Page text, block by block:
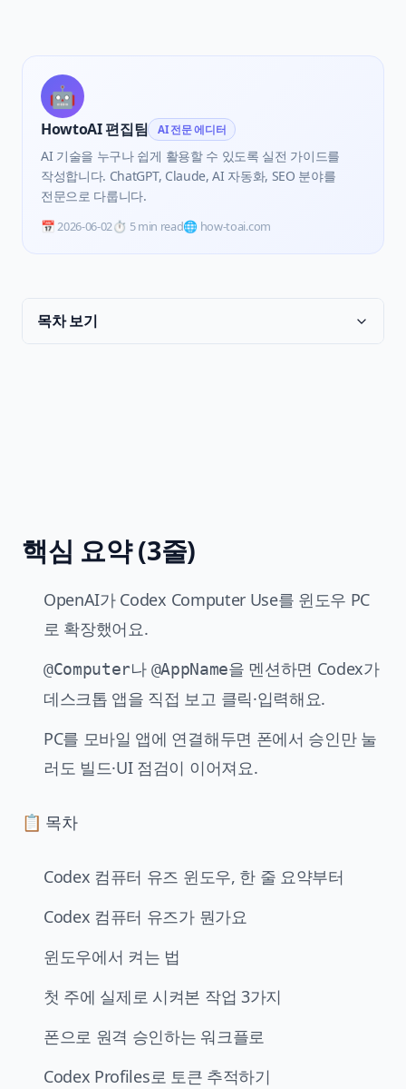
🤖
HowtoAI 편집팀 AI 전문 에디터
AI 기술을 누구나 쉽게 활용할 수 있도록 실전 가이드를
작성합니다. ChatGPT, Claude, AI 자동화, SEO 분야를
전문으로 다룹니다.
📅2026-06-02⏱️ 5 min read🌐 how-toai.com
목차 보기
핵심 요약 (3줄)
OpenAI가 Codex Computer Use를 윈도우 PC
로 확장했어요.
@Computer나 @AppName을 멘션하면 Codex가
데스크톱 앱을 직접 보고 클릭·입력해요.
PC를 모바일 앱에 연결해두면 폰에서 승인만 눌
러도 빌드·UI 점검이 이어져요.
📋 목차
Codex 컴퓨터 유즈 윈도우, 한 줄 요약부터
Codex 컴퓨터 유즈가 뭔가요
윈도우에서 켜는 법
첫 주에 실제로 시켜본 작업 3가지
폰으로 원격 승인하는 워크플로
Codex Profiles로 토큰 추적하기